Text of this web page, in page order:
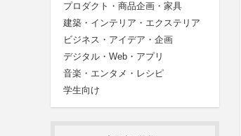
プロダクト・商品企画・家具
建築・インテリア・エクステリア
ビジネス・アイデア・企画
デジタル・Web・アプリ
音楽・エンタメ・レシピ
学生向け